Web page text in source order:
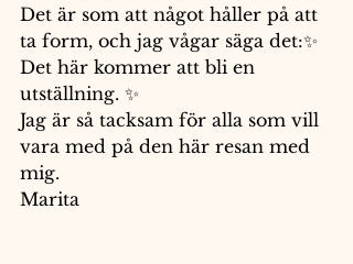
Det är som att något håller på att
ta form, och jag vågar säga det:✨
Det här kommer att bli en
utställning. ✨
Jag är så tacksam för alla som vill
vara med på den här resan med
mig.
Marita